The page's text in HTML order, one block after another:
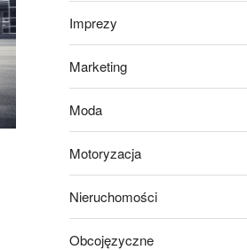
Imprezy
Marketing
Moda
Motoryzacja
Nieruchomości
Obcojęzyczne